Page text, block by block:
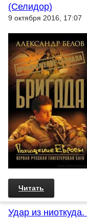
(Селидор)
9 октября 2016, 17:07
Читать
Удар из